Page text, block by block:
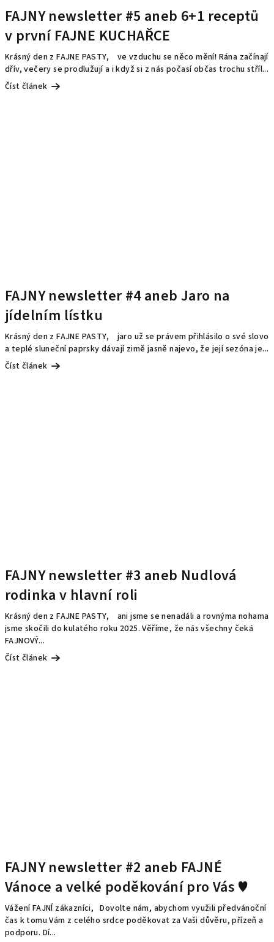
FAJNY newsletter #5 aneb 6+1 receptů
v první FAJNE KUCHAŘCE
Krásný den z FAJNE PASTY, ve vzduchu se něco mění! Rána začínají
dřív, večery se prodlužují a i když si z nás počasí občas trochu stříl...
Číst článek
FAJNY newsletter #4 aneb Jaro na
jídelním lístku
Krásný den z FAJNE PASTY, jaro už se právem přihlásilo o své slovo
a teplé sluneční paprsky dávají zimě jasně najevo, že její sezóna je...
Číst článek
FAJNY newsletter #3 aneb Nudlová
rodinka v hlavní roli
Krásný den z FAJNE PASTY, ani jsme se nenadáli a rovnýma nohama
jsme skočili do kulatého roku 2025. Věříme, že nás všechny čeká
FAJNOVÝ...
Číst článek
FAJNY newsletter #2 aneb FAJNÉ
Vánoce a velké poděkování pro Vás ♥️
Vážení FAJNÍ zákazníci, Dovolte nám, abychom využili předvánoční
čas k tomu Vám z celého srdce poděkovat za Vaši důvěru, přízeň a
podporu. Dí...